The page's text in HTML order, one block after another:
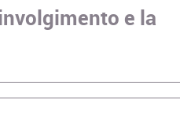
e la